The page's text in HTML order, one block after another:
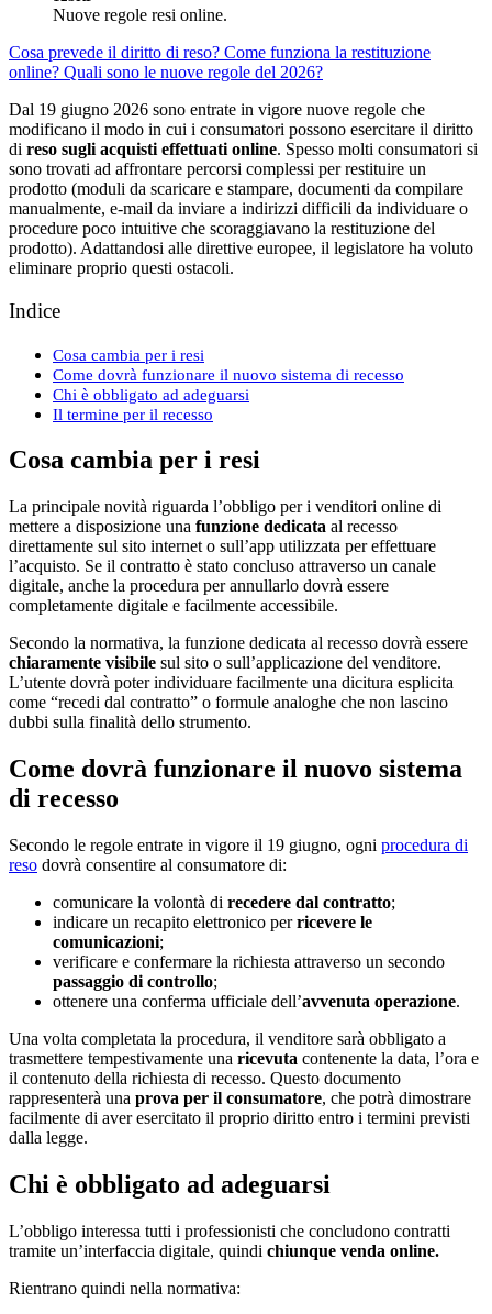
Nuove regole resi online.
Cosa prevede il diritto di reso? Come funziona la restituzione
online? Quali sono le nuove regole del 2026?
Dal 19 giugno 2026 sono entrate in vigore nuove regole che
modificano il modo in cui i consumatori possono esercitare il diritto
di reso sugli acquisti effettuati online. Spesso molti consumatori si
sono trovati ad affrontare percorsi complessi per restituire un
prodotto (moduli da scaricare e stampare, documenti da compilare
manualmente, e-mail da inviare a indirizzi difficili da individuare o
procedure poco intuitive che scoraggiavano la restituzione del
prodotto). Adattandosi alle direttive europee, il legislatore ha voluto
eliminare proprio questi ostacoli.
Indice
Cosa cambia per i resi
Come dovrà funzionare il nuovo sistema di recesso
Chi è obbligato ad adeguarsi
Il termine per il recesso
Cosa cambia per i resi
La principale novità riguarda l’obbligo per i venditori online di
mettere a disposizione una funzione dedicata al recesso
direttamente sul sito internet o sull’app utilizzata per effettuare
l’acquisto. Se il contratto è stato concluso attraverso un canale
digitale, anche la procedura per annullarlo dovrà essere
completamente digitale e facilmente accessibile.
Secondo la normativa, la funzione dedicata al recesso dovrà essere
chiaramente visibile sul sito o sull’applicazione del venditore.
L’utente dovrà poter individuare facilmente una dicitura esplicita
come “recedi dal contratto” o formule analoghe che non lascino
dubbi sulla finalità dello strumento.
Come dovrà funzionare il nuovo sistema
di recesso
Secondo le regole entrate in vigore il 19 giugno, ogni procedura di
reso dovrà consentire al consumatore di:
comunicare la volontà di recedere dal contratto;
indicare un recapito elettronico perricevere le
comunicazioni;
verificare e confermare la richiesta attraverso un secondo
passaggio di controllo;
ottenere una conferma ufficiale dell’avvenuta operazione.
Una volta completata la procedura, il venditore sarà obbligato a
trasmettere tempestivamente una ricevuta contenente la data, l’ora e
il contenuto della richiesta di recesso. Questo documento
rappresenterà una prova per il consumatore, che potrà dimostrare
facilmente di aver esercitato il proprio diritto entro i termini previsti
dalla legge.
Chi è obbligato ad adeguarsi
L’obbligo interessa tutti i professionisti che concludono contratti
tramite un’interfaccia digitale, quindi chiunque venda online.
Rientrano quindi nella normativa: